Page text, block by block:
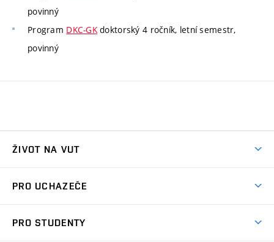
povinný
Program DKC-GKdoktorský 4 ročník, letní semestr,
povinný
ŽIVOT NA VUT
Koleje
PRO UCHAZEČE
PRO STUDENTY